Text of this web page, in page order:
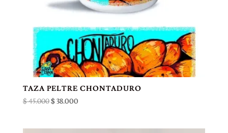
TAZA PELTRE CHONTADURO
$45.000El
$38.000El